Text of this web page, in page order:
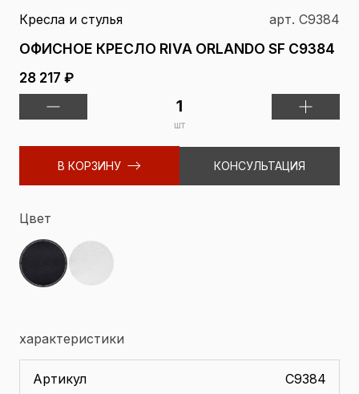
Кресла и стулья арт. С9384
ОФИСНОЕ КРЕСЛО RIVA ORLANDO SF С9384
28 217 ₽
шт
В КОРЗИНУ КОНСУЛЬТАЦИЯ
Цвет
характеристики
Артикул С9384